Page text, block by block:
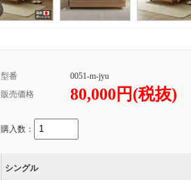
型番
0051-m-jyu
販売価格
80,000円(税抜)
購入数：
シングル